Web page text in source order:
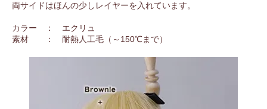
両サイドはほんの少しレイヤーを入れています。
カラー ： エクリュ
素材 ： 耐熱人工毛（～150℃まで）